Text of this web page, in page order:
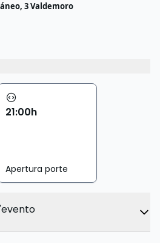
3 Valdemoro
21:00h
Apertura porte